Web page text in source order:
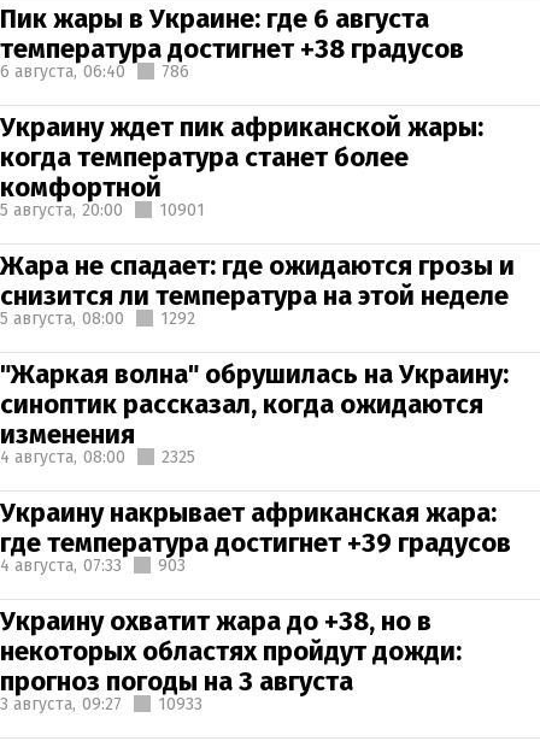
Пик жары в Украине: где 6 августа
температура достигнет +38 градусов
6 августа, 06:40 786
Украину ждет пик африканской жары:
когда температура станет более
комфортной
5 августа, 20:00 10901
Жара не спадает: где ожидаются грозы и
снизится ли температура на этой неделе
5 августа, 08:00 1292
"Жаркая волна" обрушилась на Украину:
синоптик рассказал, когда ожидаются
изменения
4 августа, 08:00 2325
Украину накрывает африканская жара:
где температура достигнет +39 градусов
4 августа, 07:33 903
Украину охватит жара до +38, но в
некоторых областях пройдут дожди:
прогноз погоды на 3 августа
3 августа, 09:27 10933